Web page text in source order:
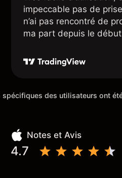
impeccable pas de
n’ai pas rencontré de
ma part depuis le
des utilisateurs ont
Notes et Avis
4.7